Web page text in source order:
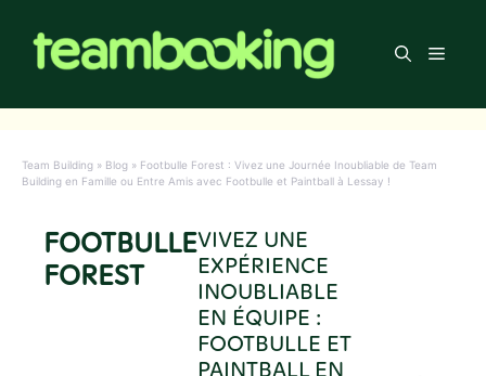
contenu
Menu
Team Building » Blog » Footbulle Forest : Vivez une Journée Inoubliable de Team
Building en Famille ou Entre Amis avec Footbulle et Paintball à Lessay !
FOOTBULLE
FOREST
VIVEZ UNE
EXPÉRIENCE
INOUBLIABLE
EN ÉQUIPE :
FOOTBULLE ET
PAINTBALL EN